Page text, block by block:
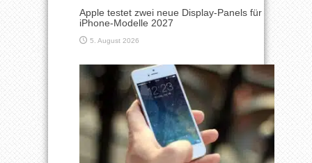
Apple testet zwei neue Display-Panels für
iPhone-Modelle 2027
5. August 2026